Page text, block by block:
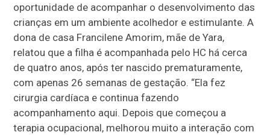
oportunidade de acompanhar o desenvolvimento das
crianças em um ambiente acolhedor e estimulante. A
dona de casa Francilene Amorim, mãe de Yara,
relatou que a filha é acompanhada pelo HC há cerca
de quatro anos, após ter nascido prematuramente,
com apenas 26 semanas de gestação. “Ela fez
cirurgia cardíaca e continua fazendo
acompanhamento aqui. Depois que começou a
terapia ocupacional, melhorou muito a interação com